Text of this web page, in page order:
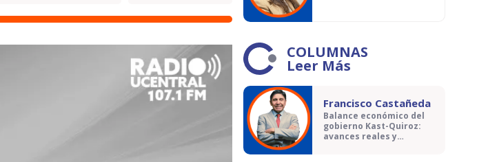
COLUMNAS
Leer Más
Francisco Castañeda
Balance económico del
gobierno Kast-Quiroz:
avances reales y